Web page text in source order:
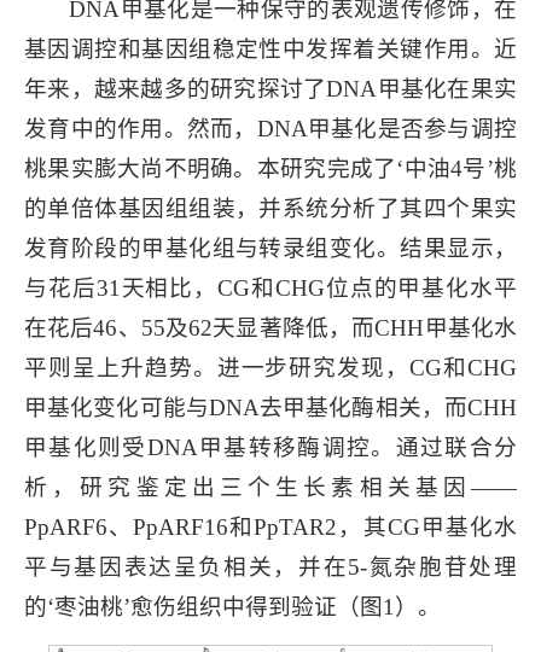
DNA甲基化是一种保守的表观遗传修饰，在
基因调控和基因组稳定性中发挥着关键作用。近
年来，越来越多的研究探讨了DNA甲基化在果实
发育中的作用。然而，DNA甲基化是否参与调控
桃果实膨大尚不明确。本研究完成了‘中油4号’桃
的单倍体基因组组装，并系统分析了其四个果实
发育阶段的甲基化组与转录组变化。结果显示，
与花后31天相比，CG和CHG位点的甲基化水平
在花后46、55及62天显著降低，而CHH甲基化水
平则呈上升趋势。进一步研究发现，CG和CHG
甲基化变化可能与DNA去甲基化酶相关，而CHH
甲基化则受DNA甲基转移酶调控。通过联合分
析，研究鉴定出三个生长素相关基因——
PpARF6、PpARF16和PpTAR2，其CG甲基化水
平与基因表达呈负相关，并在5-氮杂胞苷处理
的‘枣油桃’愈伤组织中得到验证（图1）。